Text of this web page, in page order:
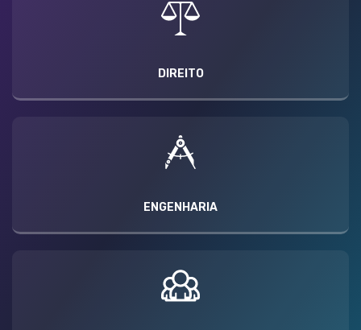
DIREITO
ENGENHARIA